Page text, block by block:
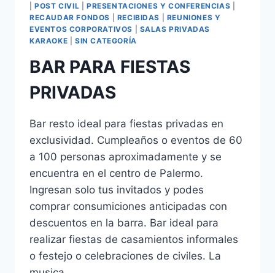
|POST CIVIL PRESENTACIONES Y CONFERENCIAS
RECAUDAR FONDOS
RECIBIDAS
REUNIONES Y
EVENTOS CORPORATIVOS
SALAS PRIVADAS
KARAOKE
SIN CATEGORÍA
BAR PARA FIESTAS
PRIVADAS
Bar resto ideal para fiestas privadas en
exclusividad. Cumpleaños o eventos de 60
a 100 personas aproximadamente y se
encuentra en el centro de Palermo.
Ingresan solo tus invitados y podes
comprar consumiciones anticipadas con
descuentos en la barra. Bar ideal para
realizar fiestas de casamientos informales
o festejo o celebraciones de civiles. La